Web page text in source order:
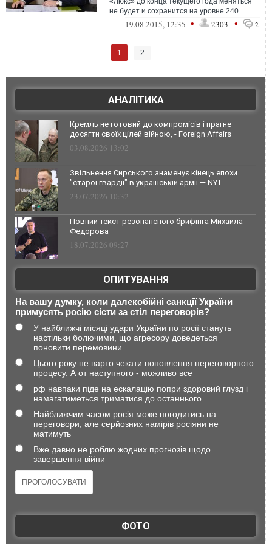
не будет и сохранится на уровне 240
грн.за один декалитр. Об этом сегодня
19.08.2015, 12:35 • 2303 • 2
1 2
АНАЛІТИКА
Кремль не готовий до компромісів і прагне
досягти своїх цілей війною, - Foreign Affairs
03.08.2026 13:02
Звільнення Сирського знаменує кінець епохи
"старої гвардії" в українській армії — NYT
23.07.2026 10:32
Повний текст резонансного брифінга Михайла
Федорова
18.07.2026 09:27
ОПИТУВАННЯ
На вашу думку, коли далекобійні санкції України
примусять росію сісти за стіл переговорів?
У найближчі місяці удари України по росії стануть
настільки болючими, що агресору доведеться
поновити перемовини
Цього року не варто чекати поновлення переговорного
процесу. А от наступного - можливо все
рф навпаки піде на ескалацію попри здоровий глузд і
намагатиметься триматися до останнього
Найближчим часом росія може погодитись на
переговори, але серйозних намірів росіяни не
матимуть
Вже давно не роблю жодних прогнозів щодо
завершення війни
ФОТО